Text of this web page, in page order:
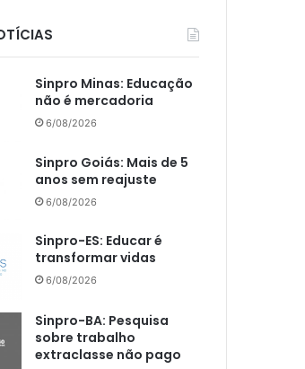
Sinpro Minas: Educação
não é mercadoria
6/08/2026
Sinpro Goiás: Mais de 5
anos sem reajuste
6/08/2026
Sinpro-ES: Educar é
transformar vidas
6/08/2026
Sinpro-BA: Pesquisa
sobre trabalho
extraclasse não pago